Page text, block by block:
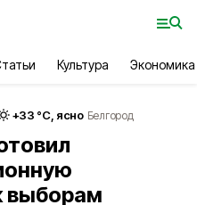
Культура Экономика
+33 °С, ясно Белгород
выборам